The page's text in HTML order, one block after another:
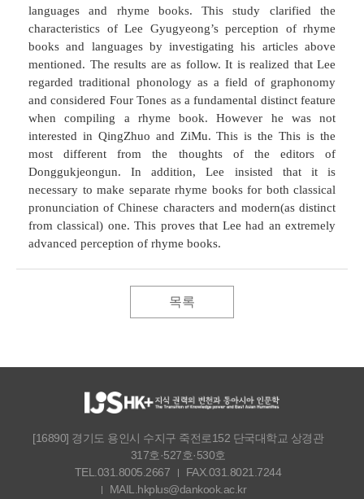
languages and rhyme books. This study clarified the
characteristics of Lee Gyugyeong’s perception of rhyme
books and languages by investigating his articles above
mentioned. The results are as follow. It is realized that Lee
regarded traditional phonology as a field of graphonomy
and considered Four Tones as a fundamental distinct feature
when compiling a rhyme book. However he was not
interested in QingZhuo and ZiMu. This is the This is the
most different from the thoughts of the editors of
Donggukjeongun. In addition, Lee insisted that it is
necessary to make separate rhyme books for both classical
pronunciation of Chinese characters and modern(as distinct
from classical) one. This proves that Lee had an extremely
advanced perception of rhyme books.
목록
[16890] 경기도 용인시 수지구 죽전로152 단국대학교 상경관
317호·527호·530호
TEL.031.8005.2667
FAX.031.8021.7244
MAIL.hkplus@dankook.ac.kr